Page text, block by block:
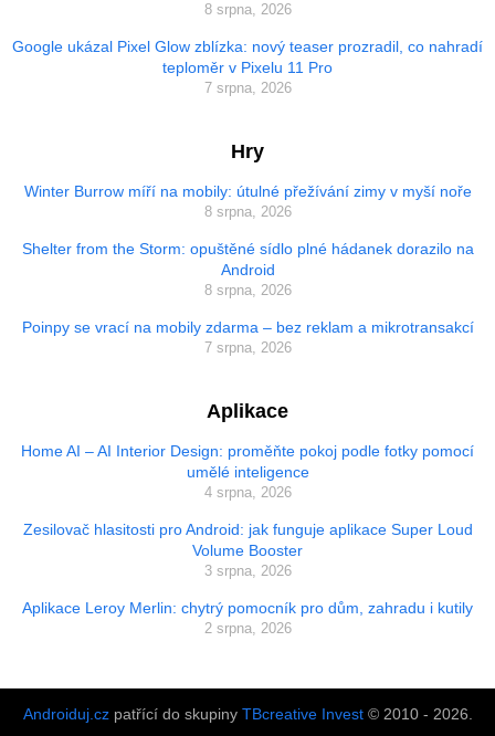
8 srpna, 2026
Google ukázal Pixel Glow zblízka: nový teaser prozradil, co nahradí
teploměr v Pixelu 11 Pro
7 srpna, 2026
Hry
Winter Burrow míří na mobily: útulné přežívání zimy v myší noře
8 srpna, 2026
Shelter from the Storm: opuštěné sídlo plné hádanek dorazilo na
Android
8 srpna, 2026
Poinpy se vrací na mobily zdarma – bez reklam a mikrotransakcí
7 srpna, 2026
Aplikace
Home AI – AI Interior Design: proměňte pokoj podle fotky pomocí
umělé inteligence
4 srpna, 2026
Zesilovač hlasitosti pro Android: jak funguje aplikace Super Loud
Volume Booster
3 srpna, 2026
Aplikace Leroy Merlin: chytrý pomocník pro dům, zahradu i kutily
2 srpna, 2026
Androiduj.czpatřící do skupiny TBcreative Invest© 2010 - 2026.